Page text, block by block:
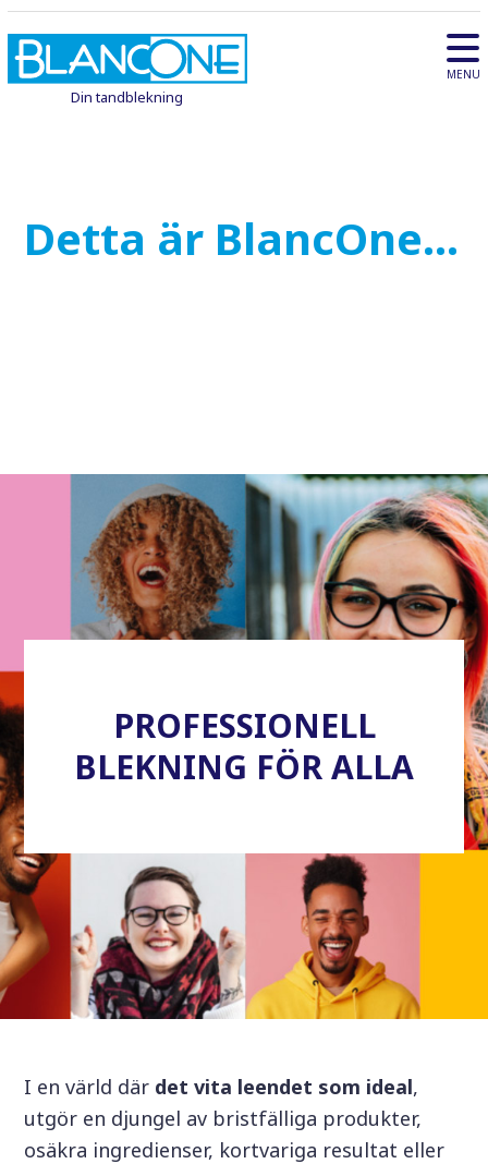
Din tandblekning
MENU
Detta är BlancOne...
PROFESSIONELL
BLEKNING FÖR ALLA
I en värld där det vita leendet som ideal,
utgör en djungel av bristfälliga produkter,
osäkra ingredienser, kortvariga resultat eller